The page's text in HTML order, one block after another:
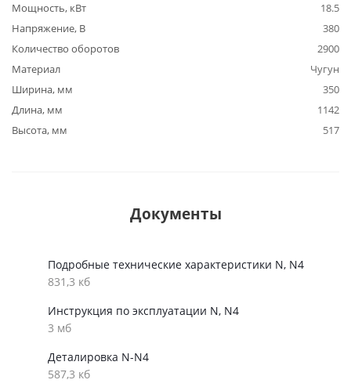
Мощность, кВт
18.5
Напряжение, В
380
Количество оборотов
2900
Материал
Чугун
Ширина, мм
350
Длина, мм
1142
Высота, мм
517
Документы
Подробные технические характеристики N, N4
831,3 кб
Инструкция по эксплуатации N, N4
3 мб
Деталировка N-N4
587,3 кб